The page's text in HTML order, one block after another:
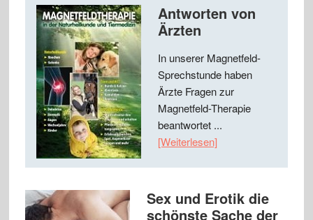
Antworten von
Ärzten
In unserer Magnetfeld-
Sprechstunde haben
Ärzte Fragen zur
Magnetfeld-Therapie
beantwortet ...
[Weiterlesen]
Sex und Erotik die
schönste Sache der